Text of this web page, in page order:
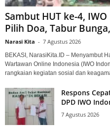
Sambut HUT ke-4,
Pilih Doa, Tabur
Narasi Kita - 7 Agustus 2026
BEKASI, NarasiKita.ID – Menyambut
Wartawan Online Indonesia (IWO
rangkaian kegiatan sosial dan
Respons
DPD IWO
7 Agustus 2026